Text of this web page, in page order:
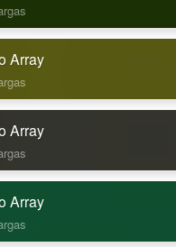
Array
Array
Array